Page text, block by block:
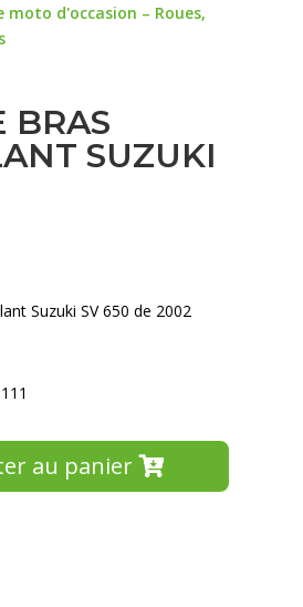
moto d'occasion – Roues,
BRAS
SUZUKI
Suzuki SV 650 de 2002
au panier